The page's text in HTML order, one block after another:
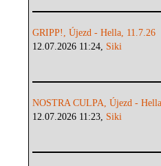
GRIPP!, Újezd - Hella, 11.7.26
12.07.2026 11:24, Siki
NOSTRA CULPA, Újezd -
12.07.2026 11:23, Siki